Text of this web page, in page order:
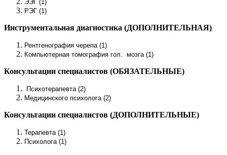
ЭЭГ (1)
РЭГ (1)
Инструментальная диагностика (ДОПОЛНИТЕЛЬНАЯ)
Рентгенография черепа (1)
Компьютерная томография гол. мозга (1)
Консультации специалистов (ОБЯЗАТЕЛЬНЫЕ)
Психотерапевта (2)
Медицинского психолога (2)
Консультации специалистов (ДОПОЛНИТЕЛЬНЫЕ)
Терапевта (1)
Психолога (1)